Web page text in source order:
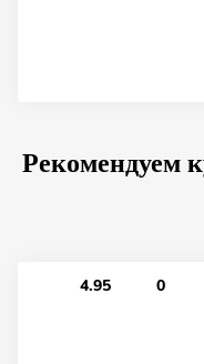
Рекомендуем
4.95 0